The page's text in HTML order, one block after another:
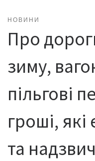
НОВИНИ
Про
зиму,
пільгові
гроші,
та